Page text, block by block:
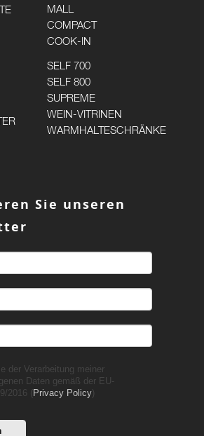
MALL
COMPACT
COOK-IN
SELF 700
SELF 800
SUPREME
WEIN-VITRINEN
WARMHALTESCHRÄNKE
Sie unseren
der Verarbeitung meiner
Daten gemäß der EU-
2016 (Privacy Policy)